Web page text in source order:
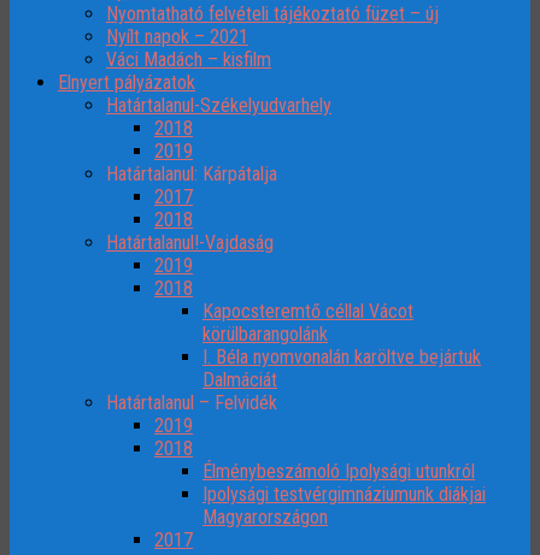
Nyomtatható felvételi tájékoztató füzet – új
Nyílt napok – 2021
Váci Madách – kisfilm
Elnyert pályázatok
Határtalanul-Székelyudvarhely
2018
2019
Határtalanul: Kárpátalja
2017
2018
Határtalanul!-Vajdaság
2019
2018
Kapocsteremtő céllal Vácot
körülbarangolánk
I. Béla nyomvonalán karöltve bejártuk
Dalmáciát
Határtalanul – Felvidék
2019
2018
Élménybeszámoló Ipolysági utunkról
Ipolysági testvérgimnáziumunk diákjai
Magyarországon
2017